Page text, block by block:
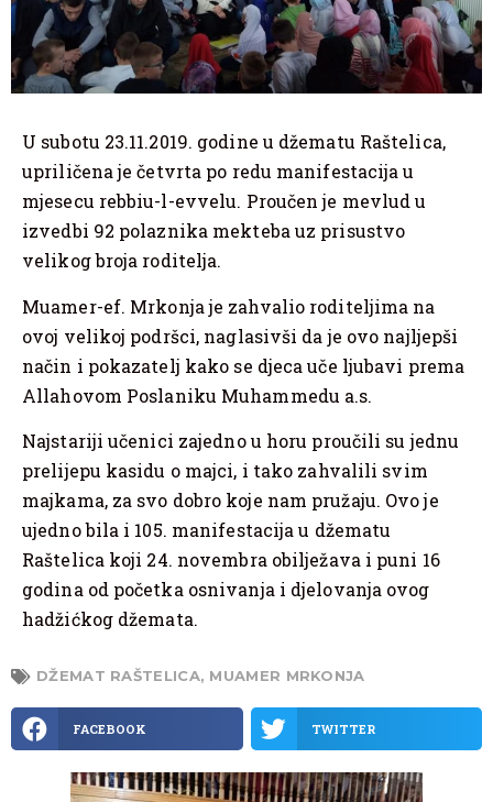
U subotu 23.11.2019. godine u džematu Raštelica,
upriličena je četvrta po redu manifestacija u
mjesecu rebbiu-l-evvelu. Proučen je mevlud u
izvedbi 92 polaznika mekteba uz prisustvo
velikog broja roditelja.
Muamer-ef. Mrkonja je zahvalio roditeljima na
ovoj velikoj podršci, naglasivši da je ovo najljepši
način i pokazatelj kako se djeca uče ljubavi prema
Allahovom Poslaniku Muhammedu a.s.
Najstariji učenici zajedno u horu proučili su jednu
prelijepu kasidu o majci, i tako zahvalili svim
majkama, za svo dobro koje nam pružaju. Ovo je
ujedno bila i 105. manifestacija u džematu
Raštelica koji 24. novembra obilježava i puni 16
godina od početka osnivanja i djelovanja ovog
hadžićkog džemata.
DŽEMAT RAŠTELICA, MUAMER MRKONJA
FACEBOOK TWITTER